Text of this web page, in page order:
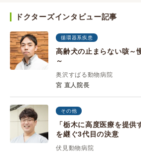
ドクターズインタビュー記事
循環器系疾患
高齢犬の止まらない咳～
～
奥沢すばる動物病院
宮 直人院長
その他
「栃木に高度医療を提供
を継ぐ3代目の決意
伏見動物病院